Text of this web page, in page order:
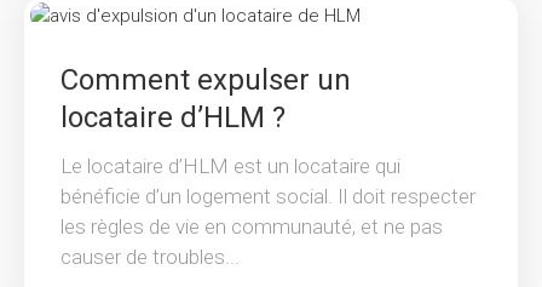
Comment expulser un
locataire d’HLM ?
Le locataire d’HLM est un locataire qui
bénéficie d’un logement social. Il doit respecter
les règles de vie en communauté, et ne pas
causer de troubles...